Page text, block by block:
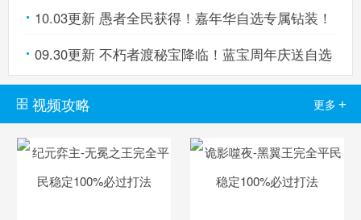
礼！
10.03更新 愚者全民获得！嘉年华自选专属钻装！
09.30更新 不朽者渡秘宝降临！蓝宝周年庆送自选
亚比！
视频攻略 更多 +